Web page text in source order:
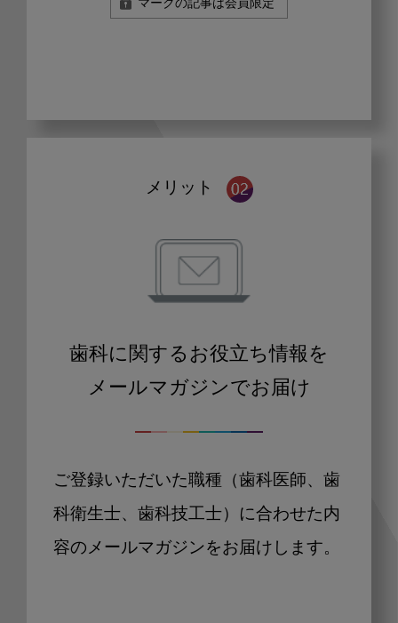
マークの記事は会員限定
メリット
歯科に関するお役立ち情報を
メールマガジンでお届け
ご登録いただいた職種（歯科医師、歯
科衛生士、歯科技工士）に合わせた内
容のメールマガジンをお届けします。